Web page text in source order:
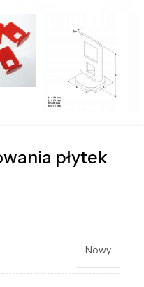
płytek
Nowy